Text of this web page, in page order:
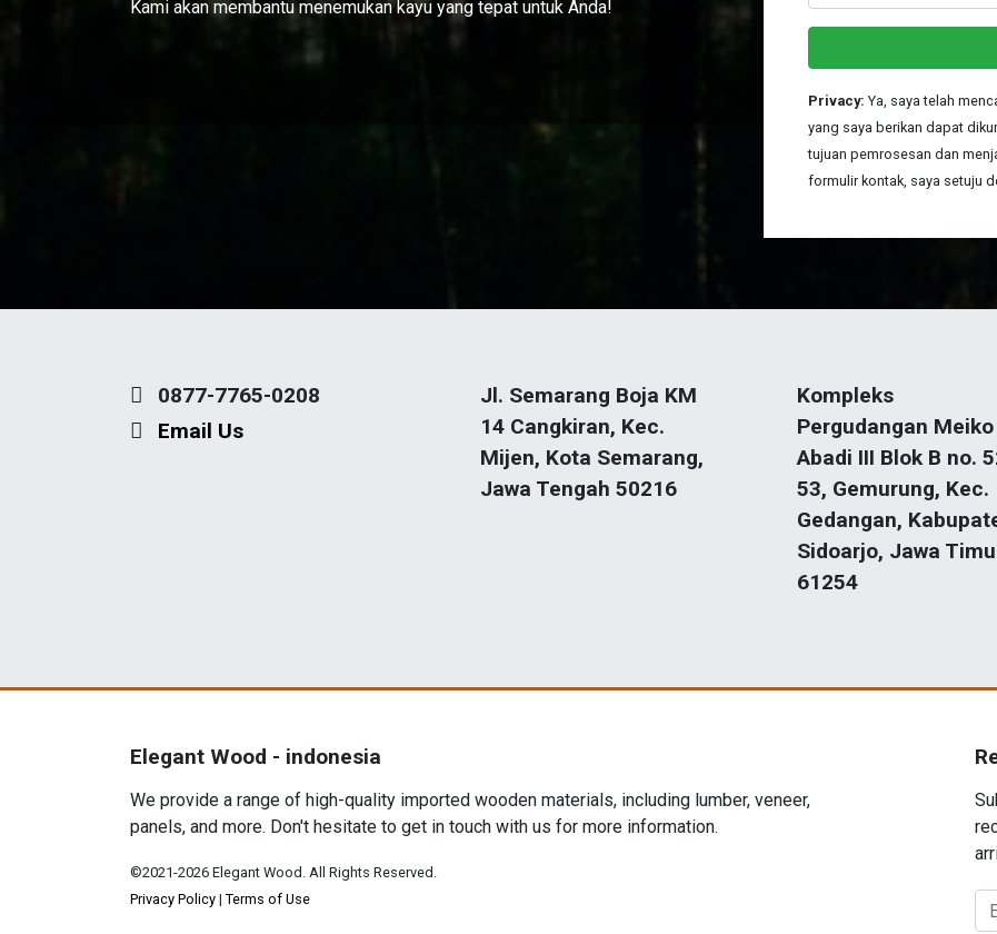
Kami akan membantu menemukan kayu yang tepat untuk Anda!
Privacy: Ya, saya telah
yang saya berikan dapat
tujuan pemrosesan dan
formulir kontak, saya setuju
0877-7765-0208
Email Us
Jl. Semarang Boja KM
14 Cangkiran, Kec.
Mijen, Kota Semarang,
Jawa Tengah 50216
Kompleks
Pergudangan Meiko
Abadi III Blok B no.
53, Gemurung, Kec.
Gedangan,
Sidoarjo, Jawa
61254
Elegant Wood - indonesia
We provide a range of high-quality imported wooden materials, including lumber, veneer,
panels, and more. Don't hesitate to get in touch with us for more information.
©2021-2026 Elegant Wood. All Rights Reserved.
Privacy Policy | Terms of Use